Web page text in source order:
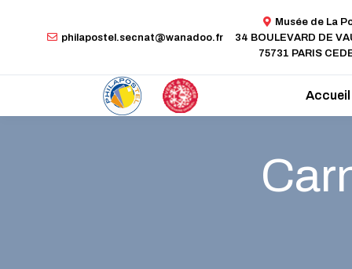
philapostel.secnat@wanadoo.fr
Musée de La
34 BOULEVARD DE
75731 PARIS
Accueil